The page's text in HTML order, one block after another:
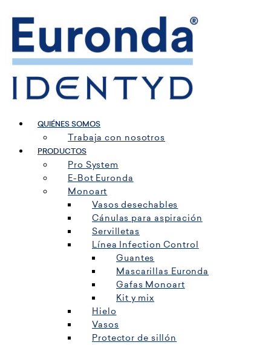
contenido
QUIÉNES SOMOS
Trabaja con nosotros
PRODUCTOS
Pro System
E-Bot Euronda
Monoart
Vasos desechables
Cánulas para aspiración
Servilletas
Línea Infection Control
Guantes
Mascarillas Euronda
Gafas Monoart
Kit y mix
Hielo
Vasos
Protector de sillón